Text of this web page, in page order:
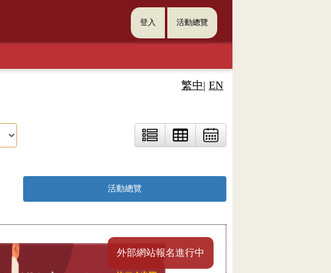
登入 活動總覽
繁中| EN
活動總覽
外部網站報名進行中